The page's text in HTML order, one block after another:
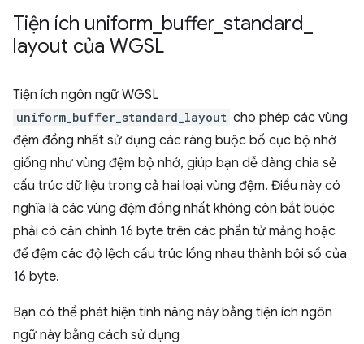
Tiện ích uniform buffer standard
layout của WGSL
Tiện ích ngôn ngữ WGSL
uniform_buffer_standard_layout cho phép các vùng
đệm đồng nhất sử dụng các ràng buộc bố cục bộ nhớ
giống như vùng đệm bộ nhớ, giúp bạn dễ dàng chia sẻ
cấu trúc dữ liệu trong cả hai loại vùng đệm. Điều này có
nghĩa là các vùng đệm đồng nhất không còn bắt buộc
phải có căn chỉnh 16 byte trên các phần tử mảng hoặc
để đệm các độ lệch cấu trúc lồng nhau thành bội số của
16 byte.
Bạn có thể phát hiện tính năng này bằng tiện ích ngôn
ngữ này bằng cách sử dụng